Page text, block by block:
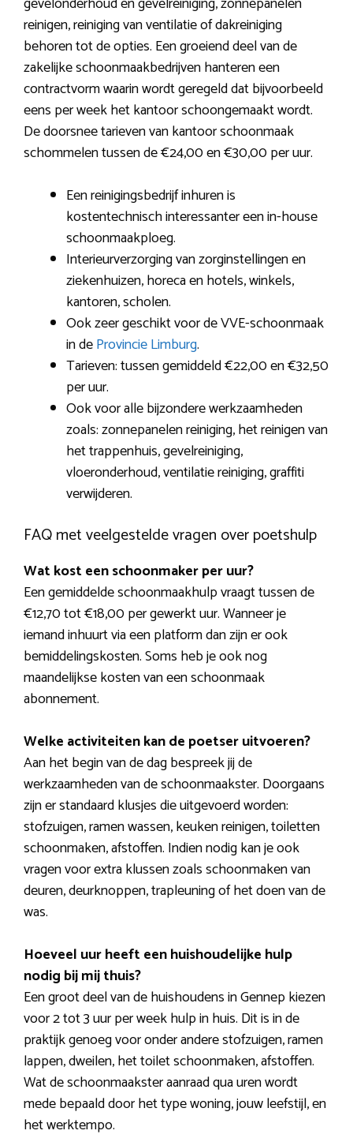
reinigen, reiniging van ventilatie of dakreiniging
behoren tot de opties. Een groeiend deel van de
zakelijke schoonmaakbedrijven hanteren een
contractvorm waarin wordt geregeld dat bijvoorbeeld
eens per week het kantoor schoongemaakt wordt.
De doorsnee tarieven van kantoor schoonmaak
schommelen tussen de €24,00 en €30,00 per uur.
Een reinigingsbedrijf inhuren is
kostentechnisch interessanter een in-house
schoonmaakploeg.
Interieurverzorging van zorginstellingen en
ziekenhuizen, horeca en hotels, winkels,
kantoren, scholen.
Ook zeer geschikt voor de VVE-schoonmaak
in deProvincie Limburg.
Tarieven: tussen gemiddeld €22,00 en €32,50
per uur.
Ook voor alle bijzondere werkzaamheden
zoals: zonnepanelen reiniging, het reinigen van
het trappenhuis, gevelreiniging,
vloeronderhoud, ventilatie reiniging, graffiti
verwijderen.
FAQ met veelgestelde vragen over poetshulp
Wat kost een schoonmaker per uur?
Een gemiddelde schoonmaakhulp vraagt tussen de
€12,70 tot €18,00 per gewerkt uur. Wanneer je
iemand inhuurt via een platform dan zijn er ook
bemiddelingskosten. Soms heb je ook nog
maandelijkse kosten van een schoonmaak
abonnement.
Welke activiteiten kan de poetser uitvoeren?
Aan het begin van de dag bespreek jij de
werkzaamheden van de schoonmaakster. Doorgaans
zijn er standaard klusjes die uitgevoerd worden:
stofzuigen, ramen wassen, keuken reinigen, toiletten
schoonmaken, afstoffen. Indien nodig kan je ook
vragen voor extra klussen zoals schoonmaken van
deuren, deurknoppen, trapleuning of het doen van de
was.
Hoeveel uur heeft een huishoudelijke hulp
nodig bij mij thuis?
Een groot deel van de huishoudens in Gennep kiezen
voor 2 tot 3 uur per week hulp in huis. Dit is in de
praktijk genoeg voor onder andere stofzuigen, ramen
lappen, dweilen, het toilet schoonmaken, afstoffen.
Wat de schoonmaakster aanraad qua uren wordt
mede bepaald door het type woning, jouw leefstijl, en
het werktempo.